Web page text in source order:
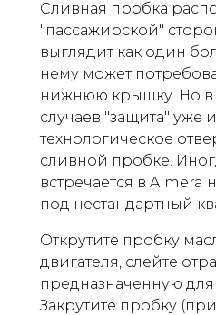
Сливная пробка
"пассажирской"
выглядит как один
нему может
нижнюю крышку. Но в
случаев "защита" уже
технологическое
сливной пробке.
встречается в Almera
под нестандартный
Открутите пробку
двигателя, слейте
предназначенную для
Закрутите пробку